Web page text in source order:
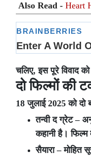
Also Read - Heart
चलिए, इस पूरे विवाद
दो फिल्मों की
18 जुलाई 2025 को दो
तन्वी द ग्रेट –
कहानी है। फिल्म
सैयारा – मोहित